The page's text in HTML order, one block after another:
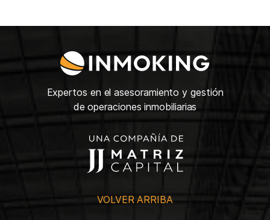
Expertos en el asesoramiento y gestión
de operaciones inmobiliarias
VOLVER ARRIBA